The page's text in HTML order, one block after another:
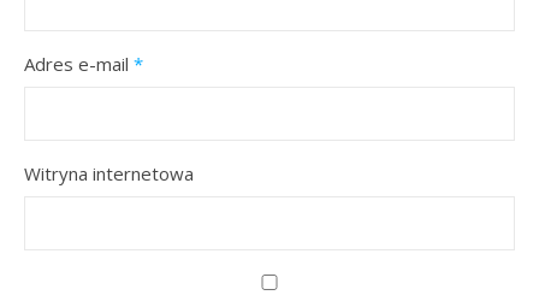
Adres e-mail *
Witryna internetowa